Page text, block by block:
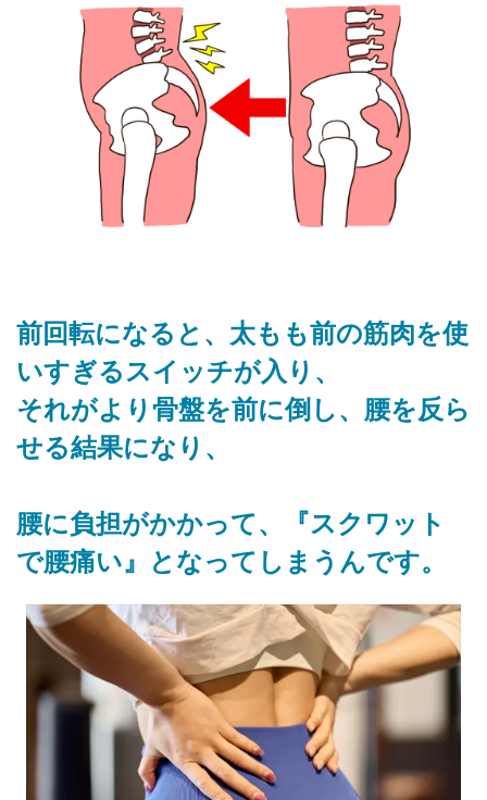
前回転になると、太もも前の筋肉を使
いすぎるスイッチが入り、
それがより骨盤を前に倒し、腰を反ら
せる結果になり、
腰に負担がかかって、『スクワット
で腰痛い』となってしまうんです。